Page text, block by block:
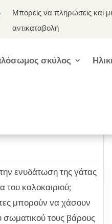
Μπορείς να πληρώσεις και
αντικαταβολή
σκύλος
ενυδάτωση της γάτας
του καλοκαιριού;
μπορούν να χάσουν
σωματικού τους βάρους